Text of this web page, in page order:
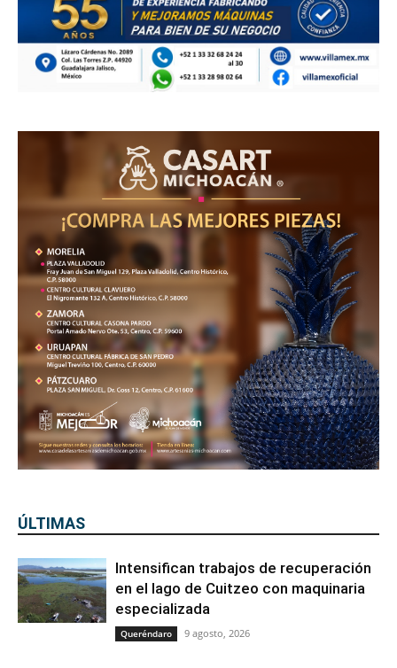
ÚLTIMAS
Intensifican trabajos de recuperación
en el lago de Cuitzeo con maquinaria
especializada
Queréndaro 9 agosto, 2026